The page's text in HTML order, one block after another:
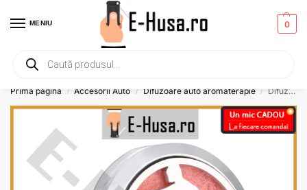
MENIU 0
Primesti un mic
Prima pagină / Accesorii Auto / Difuzoare auto aromaterapie / Difuzor auto aromaterapie – Odorizant uleiuri esentiale, Zodia Balanta